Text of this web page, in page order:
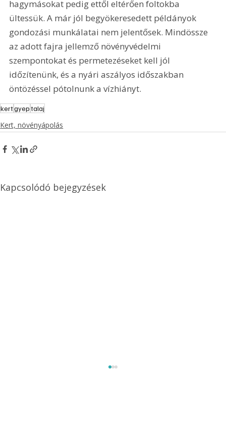
hagymásokat pedig ettől eltérően foltokba
ültessük. A már jól begyökeresedett példányok
gondozási munkálatai nem jelentősek. Mindössze
az adott fajra jellemző növényvédelmi
szempontokat és permetezéseket kell jól
időzítenünk, és a nyári aszályos időszakban
öntözéssel pótolnunk a vízhiányt.
kertgyeptalaj
Kert, növényápolás
Kapcsolódó bejegyzések